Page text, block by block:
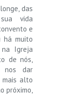
das
vida
e
há muito
Igreja
de nós,
nos dar
mais alto
próximo,